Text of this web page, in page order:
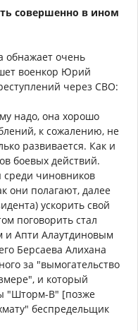
совершенно в ином
обнажает очень
военкор Юрий
через СВО:
надо, она хорошо
к сожалению, не
развивается. Как и
боевых действий.
среди чиновников
они полагают, далее
ускорить свой
поговорить стал
и Апти Алаутдиновым
Берсаева Алихана
за "вымогательство
и который
"Шторм-В" [позже
беспредельщик